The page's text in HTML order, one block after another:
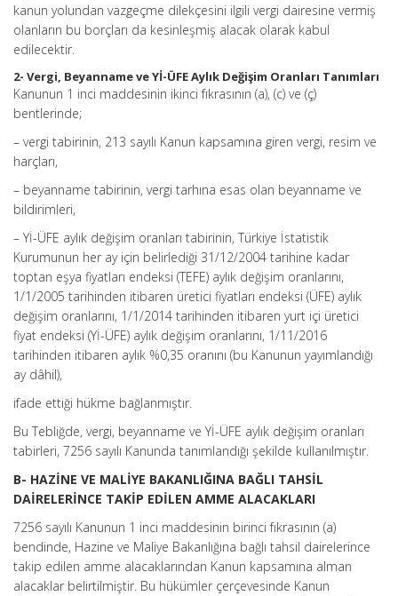
kanun yolundan vazgeçme dilekçesini ilgili vergi dairesine vermiş
olanların bu borçları da kesinleşmiş alacak olarak kabul
edilecektir.
2- Vergi, Beyanname ve Yİ-ÜFE Aylık Değişim Oranları Tanımları
Kanunun 1 inci maddesinin ikinci fıkrasının (a), (c) ve (ç)
bentlerinde;
– vergi tabirinin, 213 sayılı Kanun kapsamına giren vergi, resim ve
harçları,
– beyanname tabirinin, vergi tarhına esas olan beyanname ve
bildirimleri,
– Yİ-ÜFE aylık değişim oranları tabirinin, Türkiye İstatistik
Kurumunun her ay için belirlediği 31/12/2004 tarihine kadar
toptan eşya fiyatları endeksi (TEFE) aylık değişim oranlarını,
1/1/2005 tarihinden itibaren üretici fiyatları endeksi (ÜFE) aylık
değişim oranlarını, 1/1/2014 tarihinden itibaren yurt içi üretici
fiyat endeksi (Yİ-ÜFE) aylık değişim oranlarını, 1/11/2016
tarihinden itibaren aylık %0,35 oranını (bu Kanunun yayımlandığı
ay dâhil),
ifade ettiği hükme bağlanmıştır.
Bu Tebliğde, vergi, beyanname ve Yİ-ÜFE aylık değişim oranları
tabirleri, 7256 sayılı Kanunda tanımlandığı şekilde kullanılmıştır.
B- HAZİNE VE MALİYE BAKANLIĞINA BAĞLI TAHSİL
DAİRELERİNCE TAKİP EDİLEN AMME ALACAKLARI
7256 sayılı Kanunun 1 inci maddesinin birinci fıkrasının (a)
bendinde, Hazine ve Maliye Bakanlığına bağlı tahsil dairelerince
takip edilen amme alacaklarından Kanun kapsamına alman
alacaklar belirtilmiştir. Bu hükümler çerçevesinde Kanun